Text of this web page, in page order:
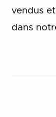
vendus
dans